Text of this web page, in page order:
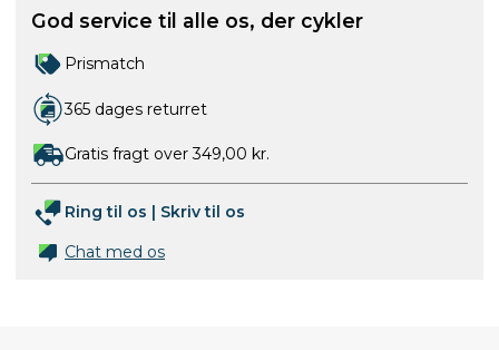
God service til alle os, der cykler
Prismatch
365 dages returret
Gratis fragt over 349,00 kr.
Ring til os
Skriv til os
Chat med os